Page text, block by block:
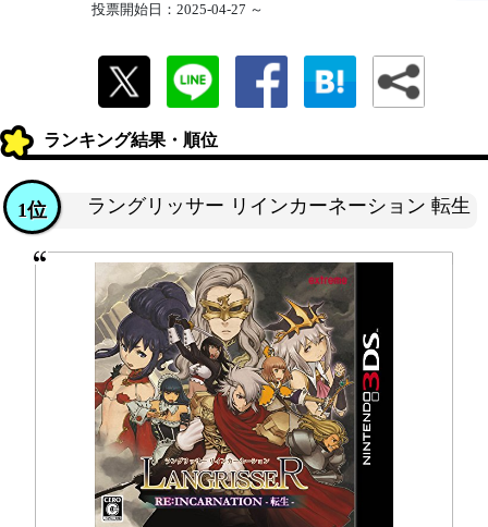
投票開始日：2025-04-27 ～
ランキング結果・順位
ラングリッサー リインカーネーション 転生
1位